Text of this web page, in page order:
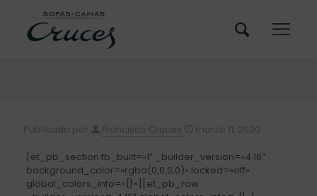
Publicado por Francisco Cruces marzo 11, 2020
[et_pb_section fb_built=»1″ _builder_version=»4.16″
background_color=»rgba(0,0,0,0)» locked=»off»
global_colors_info=»{}»][et_pb_row